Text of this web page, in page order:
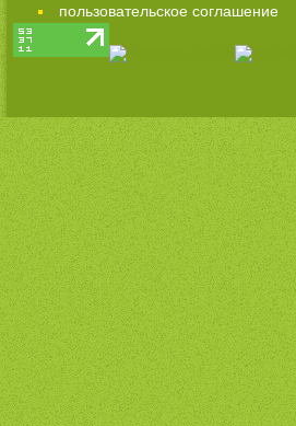
пользовательское соглашение